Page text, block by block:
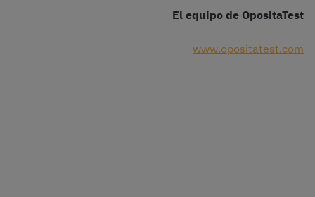
El equipo de OpositaTest
www.opositatest.com